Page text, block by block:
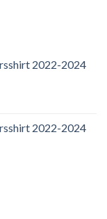
2022-2024
2022-2024